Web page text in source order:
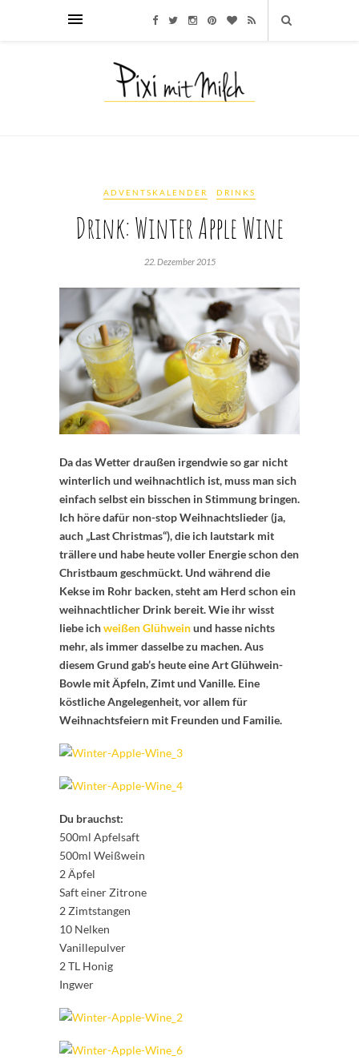
ADVENTSKALENDER DRINKS
Drink: Winter Apple Wine
22. Dezember 2015
Da das Wetter draußen irgendwie so gar nicht
winterlich und weihnachtlich ist, muss man sich
einfach selbst ein bisschen in Stimmung bringen.
Ich höre dafür non-stop Weihnachtslieder (ja,
auch „Last Christmas“), die ich lautstark mit
trällere und habe heute voller Energie schon den
Christbaum geschmückt. Und während die
Kekse im Rohr backen, steht am Herd schon ein
weihnachtlicher Drink bereit. Wie ihr wisst
liebe ichweißen Glühweinund hasse nichts
mehr, als immer dasselbe zu machen. Aus
diesem Grund gab’s heute eine Art Glühwein-
Bowle mit Äpfeln, Zimt und Vanille. Eine
köstliche Angelegenheit, vor allem für
Weihnachtsfeiern mit Freunden und Familie.
Du brauchst:
500ml Apfelsaft
500ml Weißwein
2 Äpfel
Saft einer Zitrone
2 Zimtstangen
10 Nelken
Vanillepulver
2 TL Honig
Ingwer